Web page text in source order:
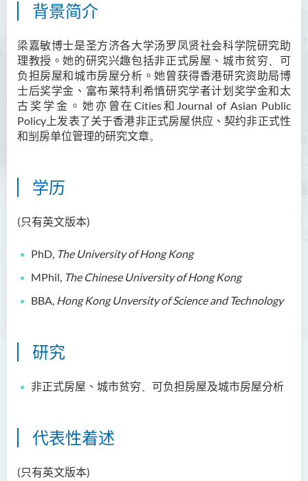
背景简介
梁嘉敏博士是圣方济各大学汤罗凤贤社会科学院研究助
理教授。她的研究兴趣包括非正式房屋 、城市贫穷
可
负担房屋和城市房屋分析。她曾获得香港研究资助局博
士后奖学金、 富布莱特利希慎研究学者计划奖学金和太
古奖学金。她 亦 曾在Cities和 Journal of Asian Public
Policy 上发表了关于香港非正式房屋供应、契约非正式性
和㓥房单位管理的研究文章。
学历
(只有英文版本)
PhD, The University of Hong Kong
MPhil, The Chinese University of Hong Kong
BBA, Hong Kong Unversity of Science and Technology
研究
非正式房屋 、城市贫穷 可负担房屋及城市房屋分析
代表性着述
(只有英文版本)